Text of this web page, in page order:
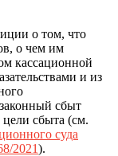
о том, что
о чем им
кассационной
и из
сбыт
цели сбыта (см.
суда
2021).